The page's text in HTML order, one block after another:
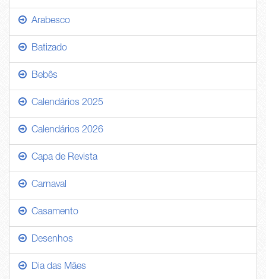
Arabesco
Batizado
Bebês
Calendários 2025
Calendários 2026
Capa de Revista
Carnaval
Casamento
Desenhos
Dia das Mães